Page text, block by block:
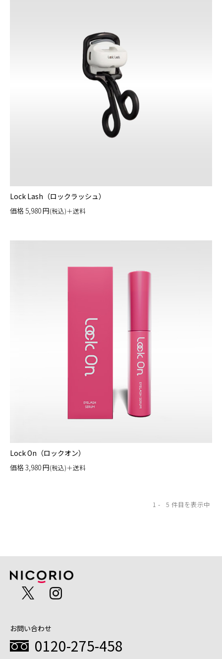
Lock Lash（ロックラッシュ）
価格5,980円(税込)＋送料
Lock On（ロックオン）
価格3,980円(税込)＋送料
1 5
お問い合わせ
0120-275-458